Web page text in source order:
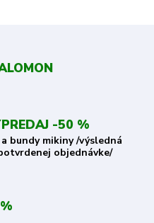
-50 %
bundy mikiny /výsledná
objednávke/